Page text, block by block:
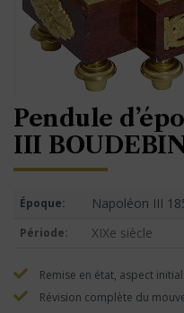
Pendule
III
Époque: Napoléon III
Période: XIXe siècle
Remise en état, aspect initial.
Révision complète du